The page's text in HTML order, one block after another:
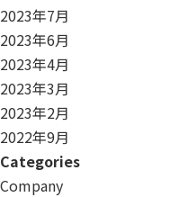
2023年7月
2023年6月
2023年4月
2023年3月
2023年2月
2022年9月
Categories
Company